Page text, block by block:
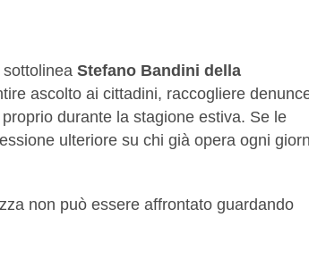
Stefano Bandini della
ascolto ai cittadini, raccogliere
durante la stagione estiva. Se le
ulteriore su chi già opera ogni
non può essere affrontato guardando